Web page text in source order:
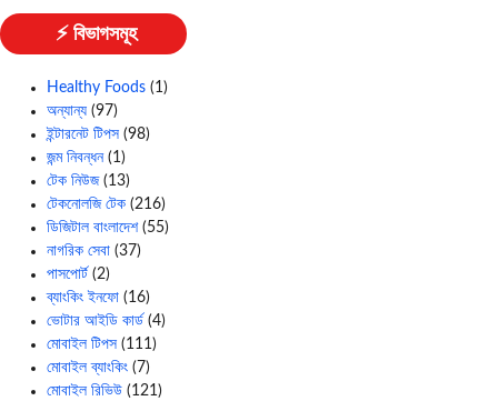
⚡ বিভাগসমূহ
Healthy Foods (1)
অন্যান্য (97)
ইন্টারনেট টিপস (98)
জন্ম নিবন্ধন(1)
টেক নিউজ(13)
টেকনোলজি টেক (216)
ডিজিটাল বাংলাদেশ(55)
নাগরিক সেবা (37)
পাসপোর্ট (2)
ব্যাংকিং ইনফো (16)
ভোটার আইডি কার্ড (4)
মোবাইল টিপস (111)
মোবাইল ব্যাংকিং (7)
মোবাইল রিভিউ (121)